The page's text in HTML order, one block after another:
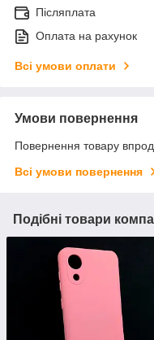
Післяплата
Оплата на рахунок
Всі умови оплати
Умови повернення
Повернення товару
Всі умови повернення
Подібні товари